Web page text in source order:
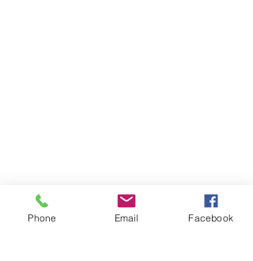
Phone Email Facebook